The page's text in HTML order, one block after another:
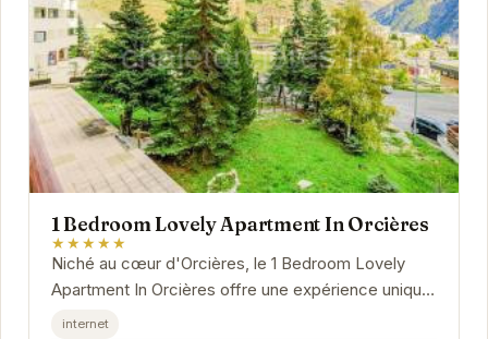
1 Bedroom Lovely Apartment In Orcières
★★★★★
Niché au cœur d'Orcières, le 1 Bedroom Lovely
Apartment In Orcières offre une expérience unique.
Son emplacement privilégié permet un accès...
internet